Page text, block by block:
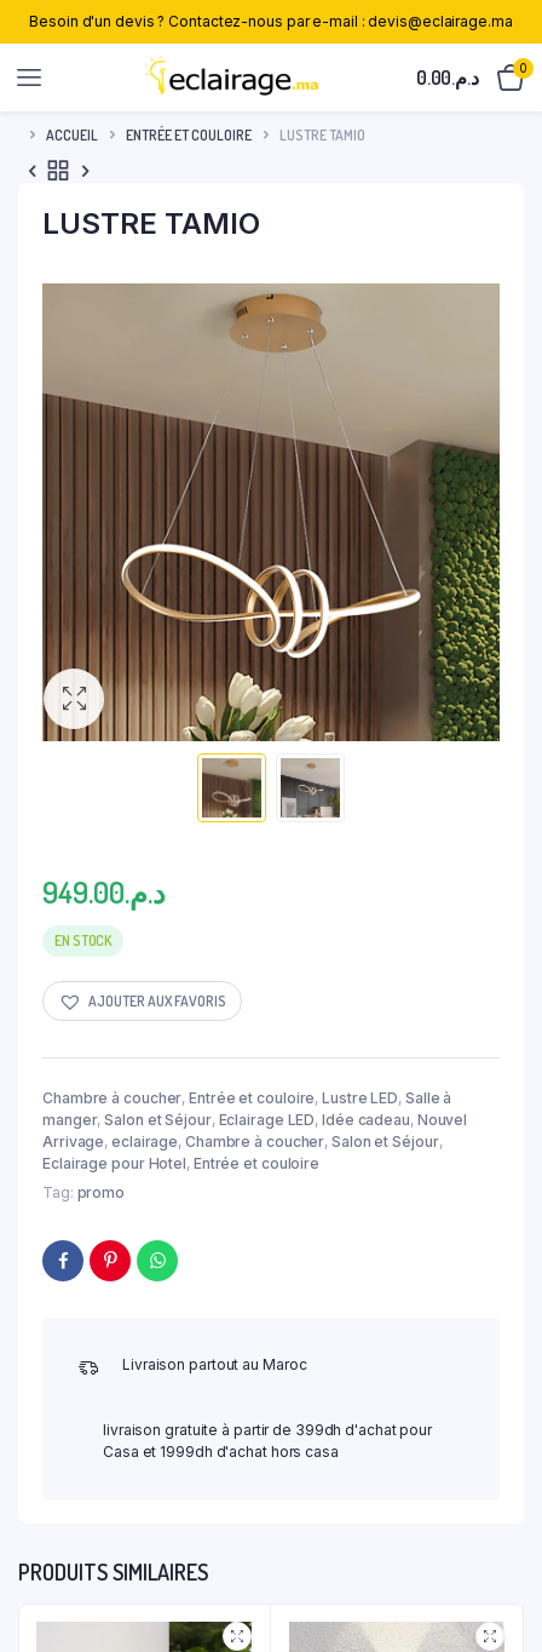
Besoin d'un devis ? Contactez-nous par e-mail : devis@eclairage.ma
د.م.0.00 0
ACCUEIL ENTRÉE ET COULOIRE LUSTRE TAMIO
LUSTRE TAMIO
د.م.949.00
EN STOCK
AJOUTER AUX FAVORIS
Chambre à coucher,Entrée et couloire,Lustre LED, Salle à
manger,Salon et Séjour, Eclairage LED,Idée cadeau, Nouvel
Arrivage,eclairage, Chambre à coucher,Salon et Séjour,
Eclairage pour Hotel, Entrée et couloire
Tag: promo
Livraison partout au Maroc
livraison gratuite à partir de 399dh d'achat pour
Casa et 1999dh d'achat hors casa
PRODUITS SIMILAIRES